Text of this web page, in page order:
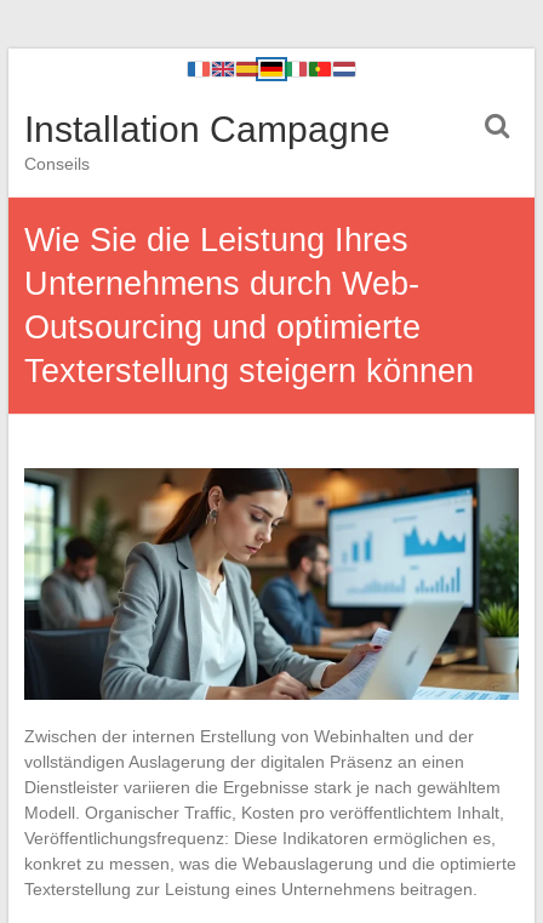
Installation Campagne
Conseils
Wie Sie die Leistung Ihres
Unternehmens durch Web-
Outsourcing und optimierte
Texterstellung steigern können
Zwischen der internen Erstellung von Webinhalten und der
vollständigen Auslagerung der digitalen Präsenz an einen
Dienstleister variieren die Ergebnisse stark je nach gewähltem
Modell. Organischer Traffic, Kosten pro veröffentlichtem Inhalt,
Veröffentlichungsfrequenz: Diese Indikatoren ermöglichen es,
konkret zu messen, was die Webauslagerung und die optimierte
Texterstellung zur Leistung eines Unternehmens beitragen.